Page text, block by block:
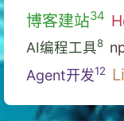
博客建站34
AI编程工具8
Agent开发12